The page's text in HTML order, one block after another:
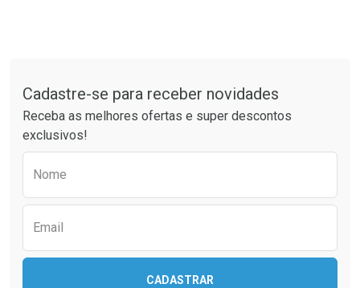
Cadastre-se para receber novidades
Receba as melhores ofertas e super descontos
exclusivos!
Nome
Email
CADASTRAR